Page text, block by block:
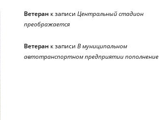
Ветеран к записи Центральный стадион
преображается
Ветеран к записи В муниципальном
автотранспортном предприятии пополнение